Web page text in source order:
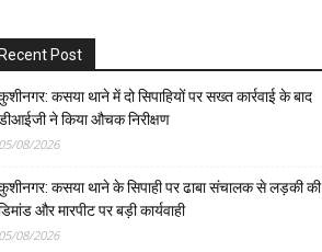
Post
कसया थाने में दो सिपाहियों पर सख्त कार्रवाई के बाद
ने किया औचक निरीक्षण
08/2026
कसया थाने के सिपाही पर ढाबा संचालक से लड़की की
और मारपीट पर बड़ी कार्यवाही
08/2026